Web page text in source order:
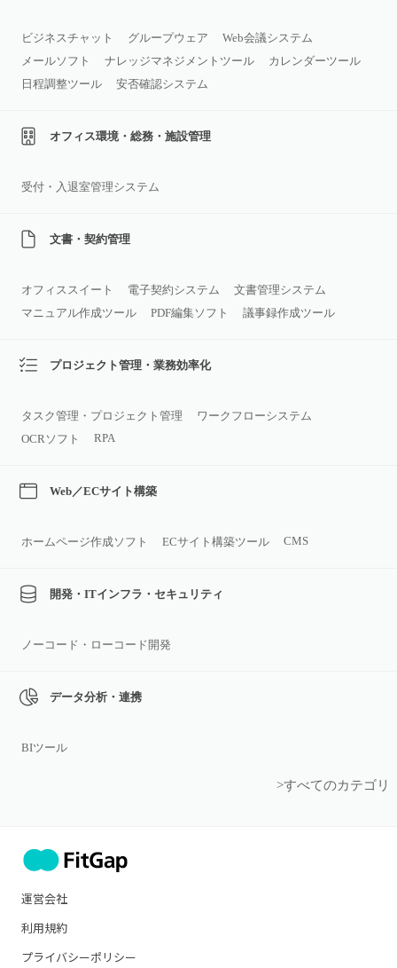
ビジネスチャット グループウェア
Web会議システム
メールソフト
ナレッジマネジメントツール
カレンダーツール
日程調整ツール
安否確認システム
オフィス環境・総務・施設管理
受付・入退室管理システム
文書・契約管理
オフィススイート 電子契約システム
文書管理システム
マニュアル作成ツール
PDF編集ソフト 議事録作成ツール
プロジェクト管理・業務効率化
タスク管理・プロジェクト管理
ワークフローシステム
OCRソフト
RPA
Web／ECサイト構築
ホームページ作成ソフト ECサイト構築ツール CMS
開発・ITインフラ・セキュリティ
ノーコード・ローコード開発
データ分析・連携
BIツール
>すべてのカテゴリ
運営会社
利用規約
プライバシーポリシー